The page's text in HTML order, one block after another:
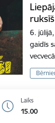
6.
gaidīs
Laiks
15.00